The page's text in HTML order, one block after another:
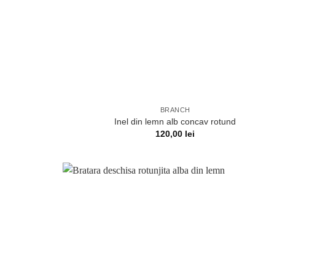
BRANCH
Inel din lemn alb concav rotund
120,00 lei